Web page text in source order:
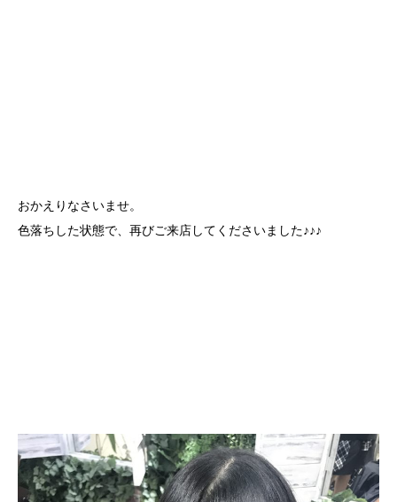
おかえりなさいませ。
色落ちした状態で、再びご来店してくださいました♪♪♪